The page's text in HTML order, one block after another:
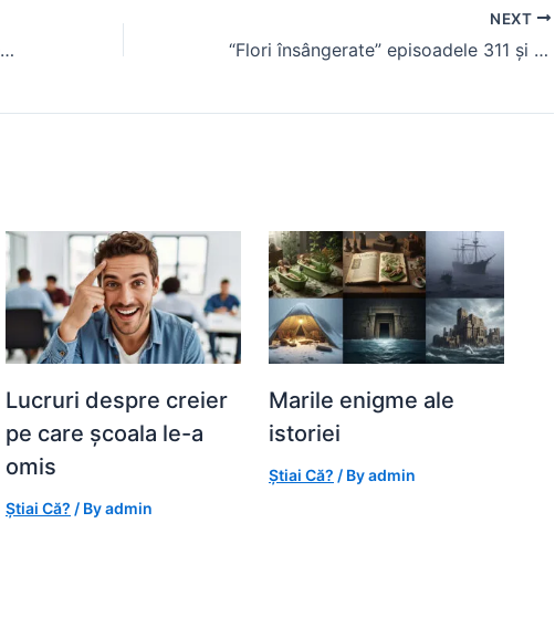
Știai că aurul nu e doar pentru bijuterii? Cum e folosit în medicină!
NEXT
“Flori însângerate” episoadele 311 și 312, rezumat. Gul află că este însărcinată
Lucruri despre creier
pe care școala le-a
omis
Știai Că? / Byadmin
Marile enigme ale
istoriei
Știai Că? / Byadmin